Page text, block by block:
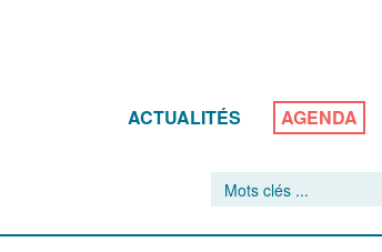
ACTUALITÉS AGENDA